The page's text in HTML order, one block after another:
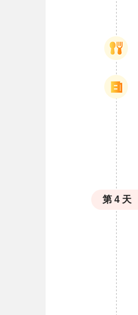
第 4 天